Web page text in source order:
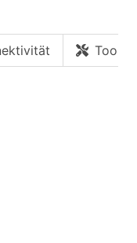
Tools